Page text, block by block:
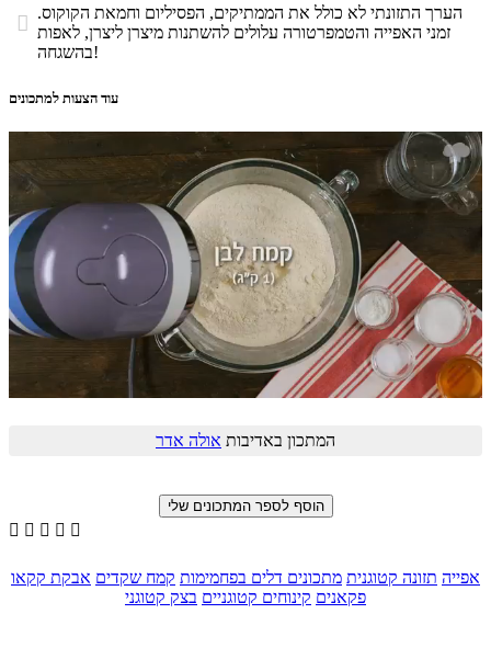
 הערך התזונתי לא כולל את הממתיקים, הפסיליום וחמאת הקוקוס.
זמני האפייה והטמפרטורה עלולים להשתנות מיצרן ליצרן, לאפות
בהשגחה!
עוד הצעות למתכונים
המתכון באדיבות אולה אדר
    
אפייה תזונה קטוגנית מתכונים דלים בפחמימות קמח שקדים אבקת קקאו
פקאנים קינוחים קטוגניים בצק קטוגני